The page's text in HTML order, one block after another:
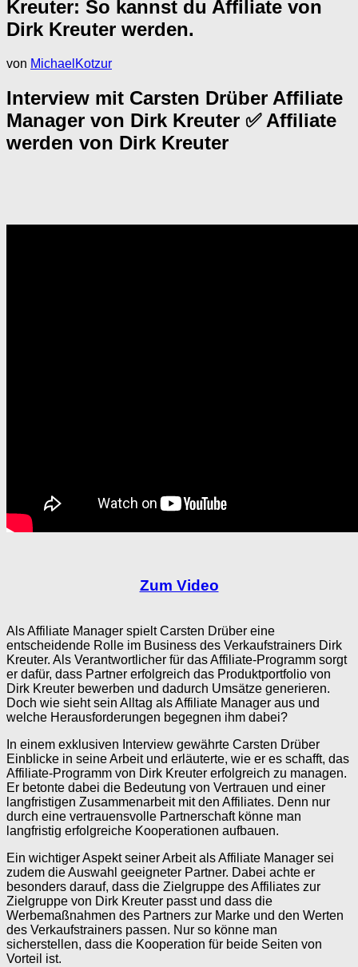
Kreuter: So kannst du Affiliate von
Dirk Kreuter werden.
von MichaelKotzur
Interview mit Carsten Drüber Affiliate
Manager von Dirk Kreuter ✅ Affiliate
werden von Dirk Kreuter
Zum Video
Als Affiliate Manager spielt Carsten Drüber eine
entscheidende Rolle im Business des Verkaufstrainers Dirk
Kreuter. Als Verantwortlicher für das Affiliate-Programm sorgt
er dafür, dass Partner erfolgreich das Produktportfolio von
Dirk Kreuter bewerben und dadurch Umsätze generieren.
Doch wie sieht sein Alltag als Affiliate Manager aus und
welche Herausforderungen begegnen ihm dabei?
In einem exklusiven Interview gewährte Carsten Drüber
Einblicke in seine Arbeit und erläuterte, wie er es schafft, das
Affiliate-Programm von Dirk Kreuter erfolgreich zu managen.
Er betonte dabei die Bedeutung von Vertrauen und einer
langfristigen Zusammenarbeit mit den Affiliates. Denn nur
durch eine vertrauensvolle Partnerschaft könne man
langfristig erfolgreiche Kooperationen aufbauen.
Ein wichtiger Aspekt seiner Arbeit als Affiliate Manager sei
zudem die Auswahl geeigneter Partner. Dabei achte er
besonders darauf, dass die Zielgruppe des Affiliates zur
Zielgruppe von Dirk Kreuter passt und dass die
Werbemaßnahmen des Partners zur Marke und den Werten
des Verkaufstrainers passen. Nur so könne man
sicherstellen, dass die Kooperation für beide Seiten von
Vorteil ist.